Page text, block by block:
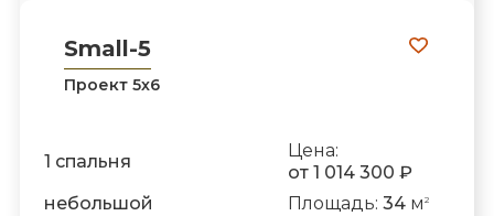
Small-5
Проект 5х6
1 спальня
Цена:
от 1 014 300 ₽
небольшой
Площадь: 34м 2